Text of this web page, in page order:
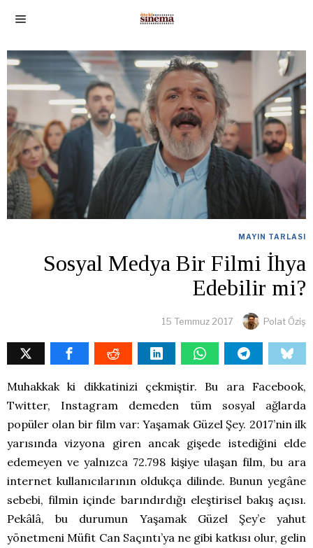
MAYIN TARLASI
Sosyal Medya Bir Filmi İhya
Edebilir mi?
15 Temmuz 2017 Polat Öziş
Muhakkak ki dikkatinizi çekmiştir. Bu ara Facebook,
Twitter, Instagram demeden tüm sosyal ağlarda
popüler olan bir film var: Yaşamak Güzel Şey. 2017’nin ilk
yarısında vizyona giren ancak gişede istediğini elde
edemeyen ve yalnızca 72.798 kişiye ulaşan film, bu ara
internet kullanıcılarının oldukça dilinde. Bunun yegâne
sebebi, filmin içinde barındırdığı eleştirisel bakış açısı.
Pekâlâ, bu durumun Yaşamak Güzel Şey’e yahut
yönetmeni Müfit Can Saçıntı’ya ne gibi katkısı olur, gelin